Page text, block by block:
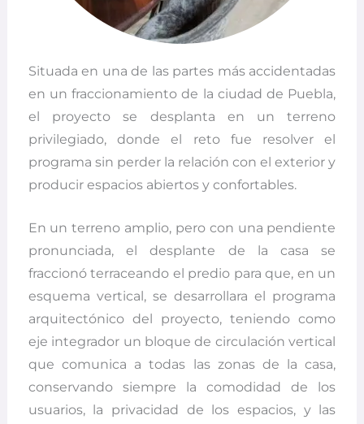
Situada en una de las partes más accidentadas
en un fraccionamiento de la ciudad de Puebla,
el proyecto se desplanta en un terreno
privilegiado, donde el reto fue resolver el
programa sin perder la relación con el exterior y
producir espacios abiertos y confortables.
En un terreno amplio, pero con una pendiente
pronunciada, el desplante de la casa se
fraccionó terraceando el predio para que, en un
esquema vertical, se desarrollara el programa
arquitectónico del proyecto, teniendo como
eje integrador un bloque de circulación vertical
que comunica a todas las zonas de la casa,
conservando siempre la comodidad de los
usuarios, la privacidad de los espacios, y las